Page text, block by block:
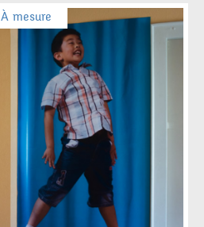
À mesure